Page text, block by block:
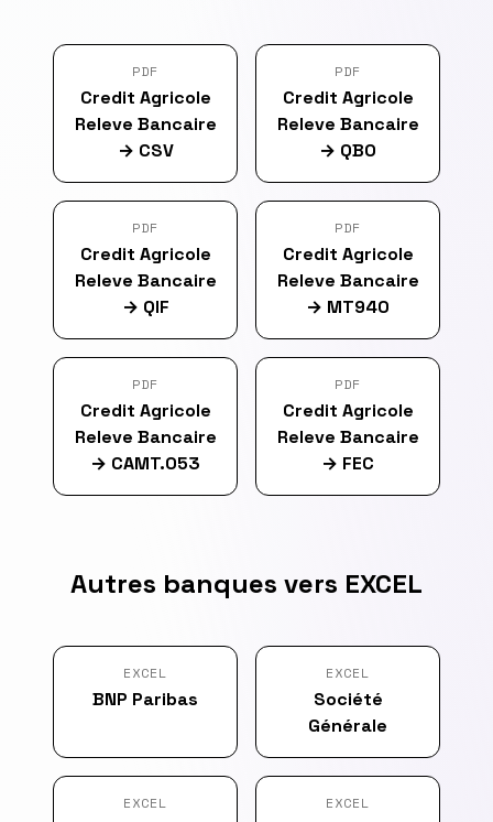
PDF
Credit Agricole
Releve Bancaire
→ CSV
PDF
Credit Agricole
Releve Bancaire
→ QBO
PDF
Credit Agricole
Releve Bancaire
→ QIF
PDF
Credit Agricole
Releve Bancaire
→ MT940
PDF
Credit Agricole
Releve Bancaire
→ CAMT.053
PDF
Credit Agricole
Releve Bancaire
→ FEC
Autres banques vers EXCEL
EXCEL
BNP Paribas
EXCEL
Société
Générale
EXCEL EXCEL